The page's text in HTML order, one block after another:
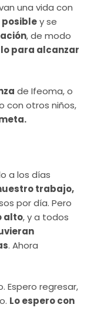
una vida con
y se
, de modo
para alcanzar
de Ifeoma, o
con otros niños,
a los días
trabajo,
por día. Pero
alto, y a todos
. Ahora
Espero regresar,
Lo espero con